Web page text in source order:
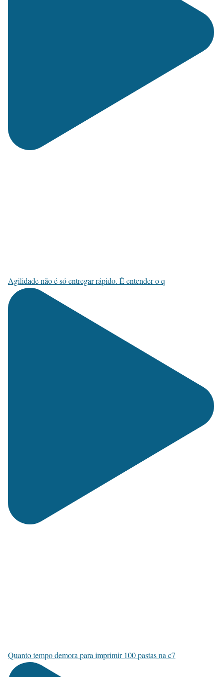
Agilidade não é só entregar rápido. É entender o q
Quanto tempo demora para imprimir 100 pastas na c7